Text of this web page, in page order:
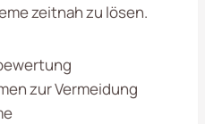
zeitnah zu lösen.
zur Vermeidung